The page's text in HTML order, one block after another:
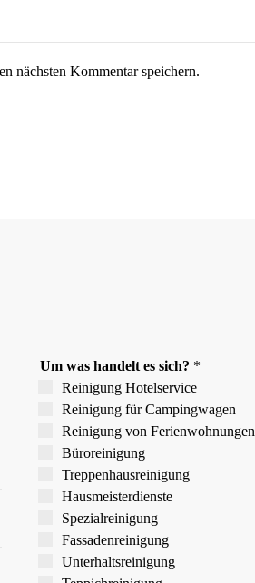
nächsten Kommentar speichern.
Um was handelt es sich? *
Reinigung Hotelservice
Reinigung für Campingwagen
Reinigung von Ferien­wohnungen
Büroreinigung
Treppen­hausreinigung
Hausmeister­dienste
Spezial­reinigung
Fassaden­reinigung
Unterhalts­reinigung